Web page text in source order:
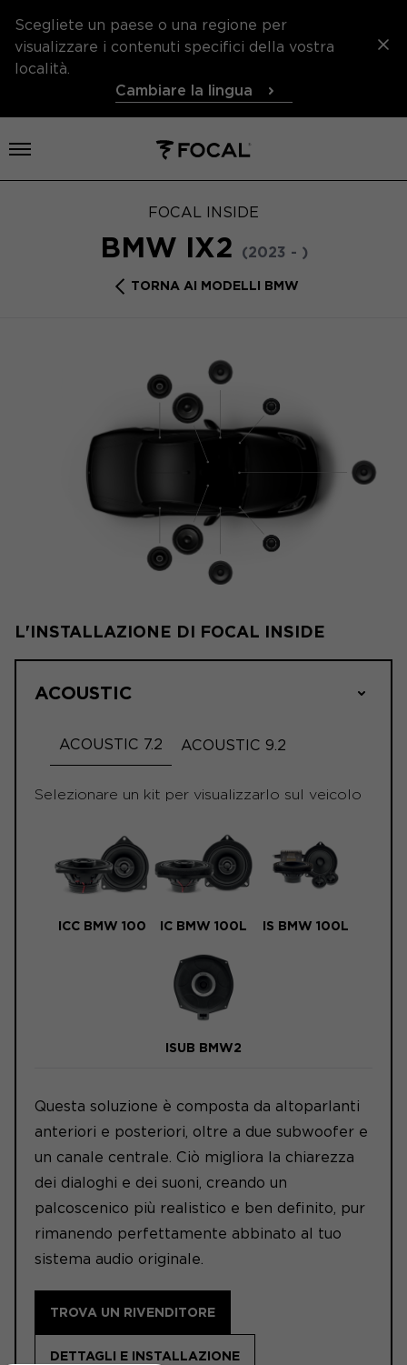
Scegliete un paese o una regione per
visualizzare i contenuti specifici della vostra
località.
Cambiare la lingua
Aprire il menu
FOCAL INSIDE
BMW IX2 (2023 - )
TORNA AI MODELLI BMW
L'INSTALLAZIONE DI FOCAL INSIDE
ACOUSTIC
ACOUSTIC 7.2 ACOUSTIC 9.2
Selezionare un kit per visualizzarlo sul veicolo
ICC BMW 100 IC BMW 100L IS BMW 100L
ISUB BMW2
Questa soluzione è composta da altoparlanti
anteriori e posteriori, oltre a due subwoofer e
un canale centrale. Ciò migliora la chiarezza
dei dialoghi e dei suoni, creando un
palcoscenico più realistico e ben definito, pur
rimanendo perfettamente abbinato al tuo
sistema audio originale.
TROVA UN RIVENDITORE
DETTAGLI E INSTALLAZIONE